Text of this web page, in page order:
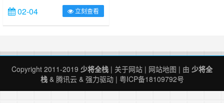
管理系统和第三方工具管理和安装
Ruby，以及如何通过源码编译安
装。 选择安装方式安装 Ruby 的方
02-04 立刻查看
Copyright 2011-2019 少将全栈 | 关于网站 | 网站地图 | 由 少将全
栈& 腾讯云& 强力驱动| 粤ICP备18109792号